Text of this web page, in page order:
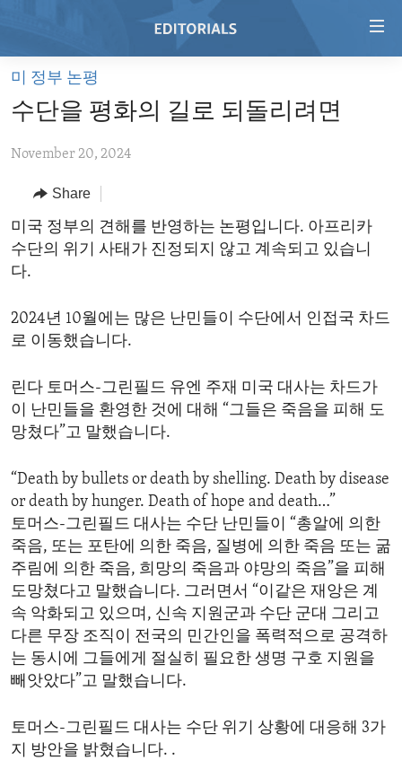
Skip
main
Skip
Navigation
Skip
to
HOME
VIDEO
RADIO
REGIONS
AFRICA
AMERICAS
EUROPE
TOPICS
HUMAN RIGHTS
AID AND DEVELOPMENT
ECONOMY AND TRADE
ENVIRONMENT AND HEALTH
ARCHIVE
FOLLOW US
미 정부 논평
수단을 평화의 길로 되돌리려면
November 20, 2024
Share
미국 정부의 견해를 반영하는 논평입니다. 아프리카
수단의 위기 사태가 진정되지 않고 계속되고 있습니
다.
2024년 10월에는 많은 난민들이 수단에서 인접국 차드
로 이동했습니다.
린다 토머스-그린필드 유엔 주재 미국 대사는 차드가
이 난민들을 환영한 것에 대해 “그들은 죽음을 피해 도
망쳤다”고 말했습니다.
“Death by bullets or death by shelling. Death by disease
or death by hunger. Death of hope and death…”
토머스-그린필드 대사는 수단 난민들이 “총알에 의한
죽음, 또는 포탄에 의한 죽음, 질병에 의한 죽음 또는 굶
주림에 의한 죽음, 희망의 죽음과 야망의 죽음”을 피해
도망쳤다고 말했습니다. 그러면서 “이같은 재앙은 계
속 악화되고 있으며, 신속 지원군과 수단 군대 그리고
다른 무장 조직이 전국의 민간인을 폭력적으로 공격하
는 동시에 그들에게 절실히 필요한 생명 구호 지원을
빼앗았다”고 말했습니다.
토머스-그린필드 대사는 수단 위기 상황에 대응해 3가
지 방안을 밝혔습니다. .